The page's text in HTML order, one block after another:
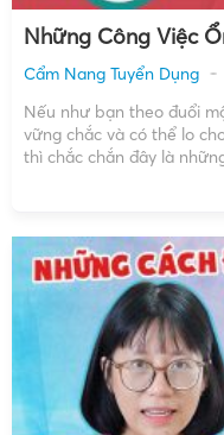
Những Công Việc
Cẩm Nang Tuyển Dụng
Nếu như bạn theo đuổi
vững chắc và có thể lo
thì chắc chắn đây là